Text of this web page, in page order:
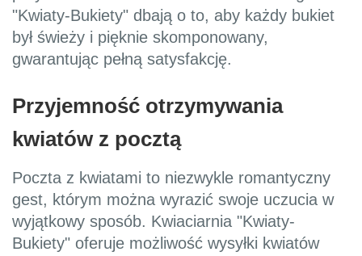
"Kwiaty-Bukiety" dbają o to, aby każdy bukiet
był świeży i pięknie skomponowany,
gwarantując pełną satysfakcję.
Przyjemność otrzymywania
kwiatów z pocztą
Poczta z kwiatami to niezwykle romantyczny
gest, którym można wyrazić swoje uczucia w
wyjątkowy sposób. Kwiaciarnia "Kwiaty-
Bukiety" oferuje możliwość wysyłki kwiatów